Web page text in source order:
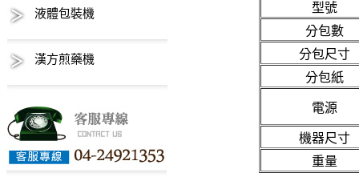
液體包裝機
漢方煎藥機
型號
分包數
分包尺寸
分包紙
電源
機器尺寸
重量